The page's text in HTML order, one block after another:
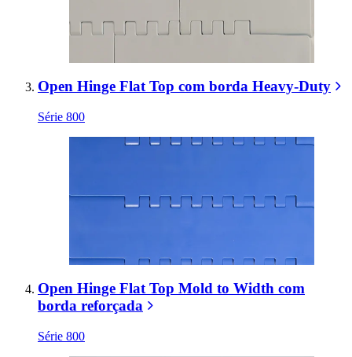
Open Hinge Flat Top com borda Heavy-Duty
Série 800
Open Hinge Flat Top Mold to Width com
borda reforçada
Série 800